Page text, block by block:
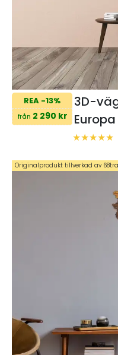
REA -13%
från 2 290 kr
3D-
Europa
Originalprodukt tillverkad av